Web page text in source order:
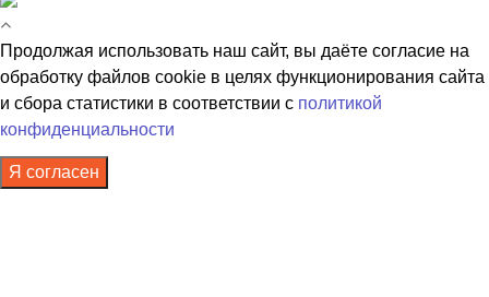
Продолжая использовать наш сайт, вы даёте согласие на
обработку файлов cookie в целях функционирования сайта
и сбора статистики в соответствии с политикой
конфиденциальности
Я согласен